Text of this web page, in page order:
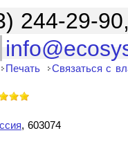
244-29-
Печать Связаться с
, 603074